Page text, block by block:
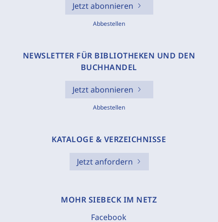
Jetzt abonnieren
Abbestellen
NEWSLETTER FÜR BIBLIOTHEKEN UND DEN
BUCHHANDEL
Jetzt abonnieren
Abbestellen
KATALOGE & VERZEICHNISSE
Jetzt anfordern
MOHR SIEBECK IM NETZ
Facebook